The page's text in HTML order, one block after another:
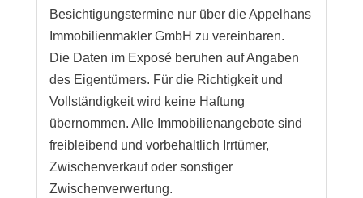
Besichtigungstermine nur über die Appelhans
Immobilienmakler GmbH zu vereinbaren.
Die Daten im Exposé beruhen auf Angaben
des Eigentümers. Für die Richtigkeit und
Vollständigkeit wird keine Haftung
übernommen. Alle Immobilienangebote sind
freibleibend und vorbehaltlich Irrtümer,
Zwischenverkauf oder sonstiger
Zwischenverwertung.